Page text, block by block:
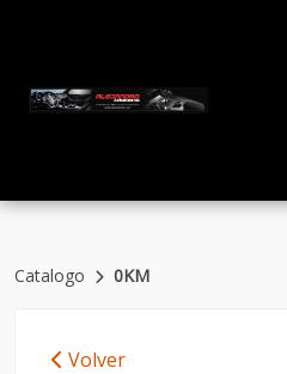
Catalogo 0KM
Volver